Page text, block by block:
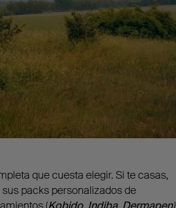
que cuesta elegir. Si te casas,
packs personalizados de